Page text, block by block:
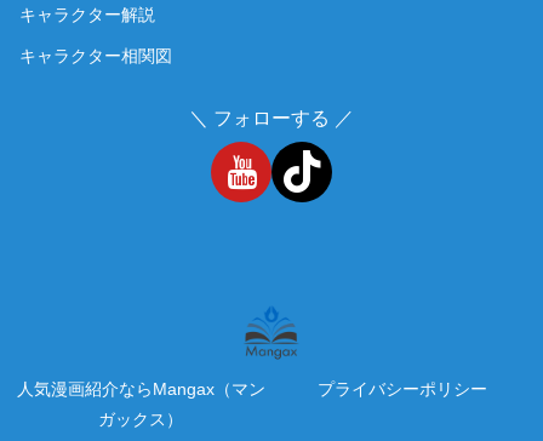
キャラクター解説
キャラクター相関図
＼ フォローする ／
人気漫画紹介ならMangax（マン
ガックス）
プライバシーポリシー